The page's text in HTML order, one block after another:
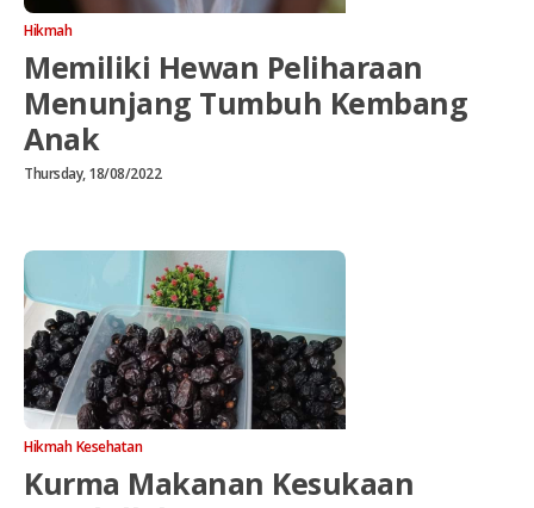
Hikmah
Memiliki Hewan Peliharaan
Menunjang Tumbuh Kembang
Anak
Thursday, 18/08/2022
Hikmah Kesehatan
Kurma Makanan Kesukaan